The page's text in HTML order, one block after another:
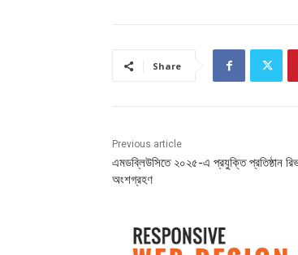
Share
Previous article
এমডব্লিউসিতে ২০২৫-এ প্রযুক্তি প্রতিষ্ঠান
অংশগ্রহণ